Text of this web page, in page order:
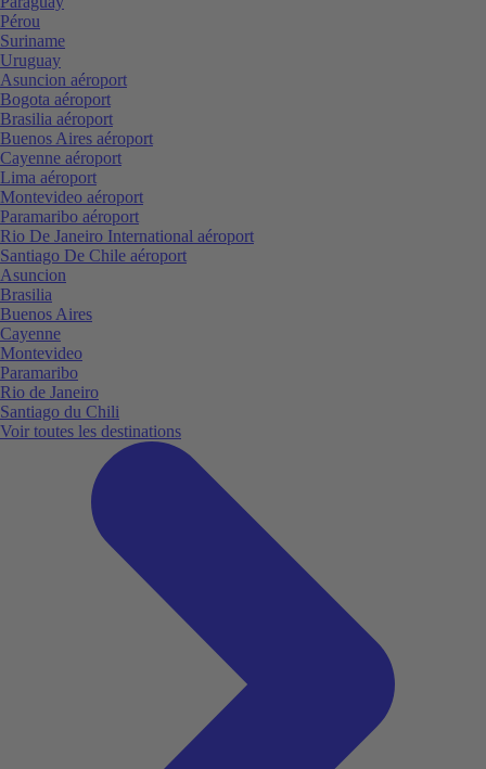
Pérou
Suriname
Uruguay
Asuncion aéroport
Bogota aéroport
Brasilia aéroport
Buenos Aires aéroport
Cayenne aéroport
Lima aéroport
Montevideo aéroport
Paramaribo aéroport
Rio De Janeiro International aéroport
Santiago De Chile aéroport
Asuncion
Brasilia
Buenos Aires
Cayenne
Montevideo
Paramaribo
Rio de Janeiro
Santiago du Chili
Voir toutes les destinations